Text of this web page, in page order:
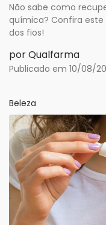
Não sabe como
química? Confira
dos fios!
por Qualfarma
Publicado em 10/08/
Beleza